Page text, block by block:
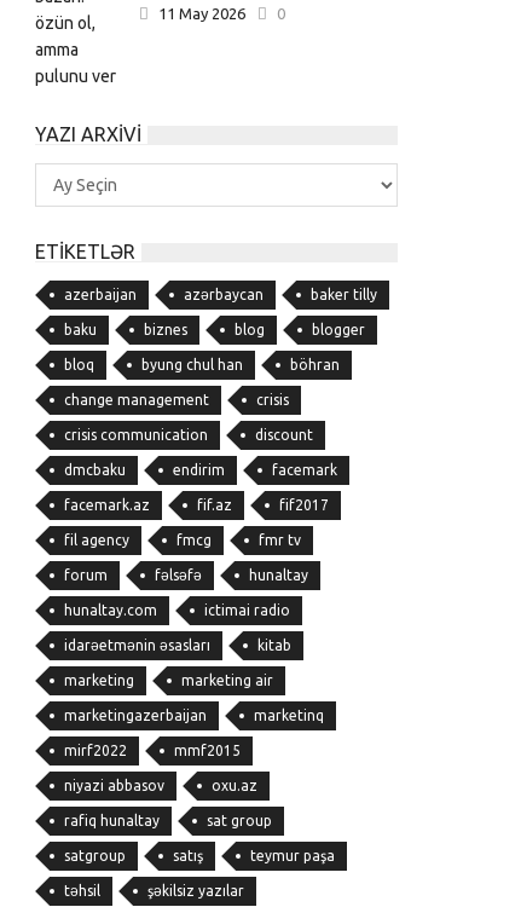
11 May 2026 0
YAZI ARXIVI
Yazı
Arxivi
ETIKETLƏR
azerbaijan azərbaycan baker tilly
baku biznes blog blogger
bloq byung chul han böhran
change management crisis
crisis communication discount
dmcbaku endirim facemark
facemark.az fif.az fif2017
fil agency fmcg fmr tv
forum fəlsəfə hunaltay
hunaltay.com ictimai radio
idarəetmənin əsasları kitab
marketing marketing air
marketingazerbaijan marketinq
mirf2022 mmf2015
niyazi abbasov oxu.az
rafiq hunaltay sat group
satgroup satış teymur paşa
təhsil şəkilsiz yazılar